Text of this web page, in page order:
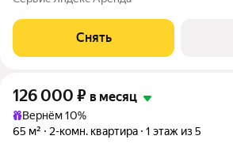
Стиральная машина Холодильник Посудомоечная машина
Кондиционер Микроволновка
Снять
126 000 ₽ в месяц
Вернём 10%
65 м²
2-комн. квартира 1 этаж из 5